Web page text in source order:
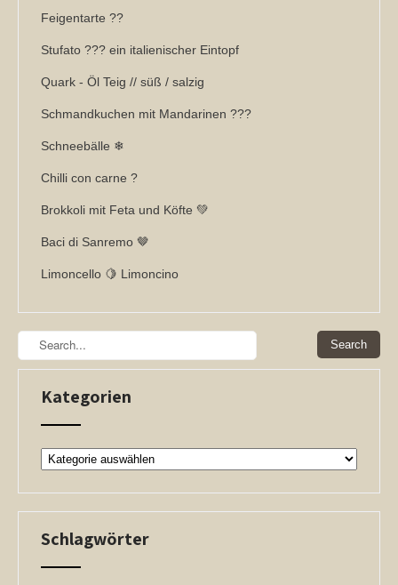
Feigentarte ??
Stufato ??? ein italienischer Eintopf
Quark - Öl Teig // süß / salzig
Schmandkuchen mit Mandarinen ???
Schneebälle ❄
Chilli con carne ?
Brokkoli mit Feta und Köfte 💚
Baci di Sanremo 🤎
Limoncello 🍋 Limoncino
Kategorien
Kategorien
Schlagwörter